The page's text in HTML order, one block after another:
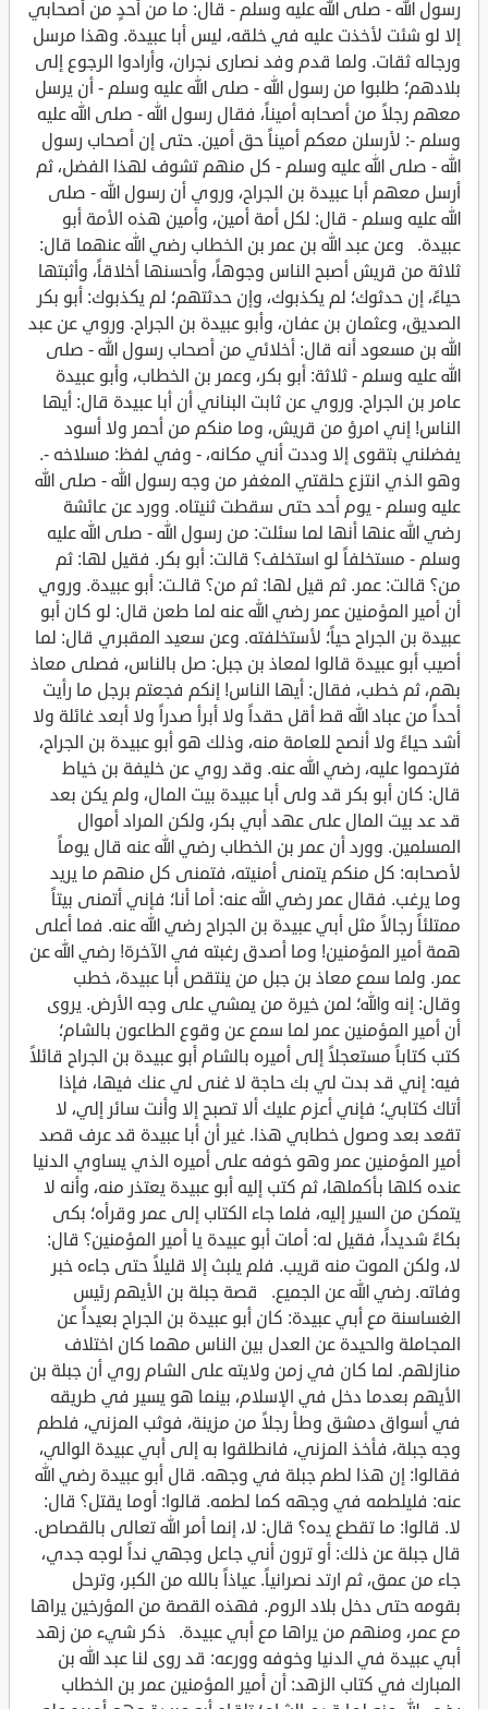
رسول الله - صلى الله عليه وسلم - قال: ما من أحدٍ من أصحابي
إلا لو شئت لأخذت عليه في خلقه، ليس أبا عبيدة. وهذا مرسل
ورجاله ثقات. ولما قدم وفد نصارى نجران، وأرادوا الرجوع إلى
بلادهم؛ طلبوا من رسول الله - صلى الله عليه وسلم - أن يرسل
معهم رجلاً من أصحابه أميناً، فقال رسول الله - صلى الله عليه
وسلم -: لأرسلن معكم أميناً حق أمين. حتى إن أصحاب رسول
الله - صلى الله عليه وسلم - كل منهم تشوف لهذا الفضل، ثم
أرسل معهم أبا عبيدة بن الجراح، وروي أن رسول الله - صلى
الله عليه وسلم - قال: لكل أمة أمين، وأمين هذه الأمة أبو
عبيدة. وعن عبد الله بن عمر بن الخطاب رضي الله عنهما قال:
ثلاثة من قريش أصبح الناس وجوهاً، وأحسنها أخلاقاً، وأثبتها
حياءً، إن حدثوك؛ لم يكذبوك، وإن حدثتهم؛ لم يكذبوك: أبو بكر
الصديق، وعثمان بن عفان، وأبو عبيدة بن الجراح. وروي عن عبد
الله بن مسعود أنه قال: أخلائي من أصحاب رسول الله - صلى
الله عليه وسلم - ثلاثة: أبو بكر، وعمر بن الخطاب، وأبو عبيدة
عامر بن الجراح. وروي عن ثابت البناني أن أبا عبيدة قال: أيها
الناس! إني امرؤ من قريش، وما منكم من أحمر ولا أسود
يفضلني بتقوى إلا وددت أني مكانه، - وفي لفظ: مسلاخه -.
وهو الذي انتزع حلقتي المغفر من وجه رسول الله - صلى الله
عليه وسلم - يوم أحد حتى سقطت ثنيتاه. وورد عن عائشة
رضي الله عنها أنها لما سئلت: من رسول الله - صلى الله عليه
وسلم - مستخلفاً لو استخلف؟ قالت: أبو بكر. فقيل لها: ثم
من؟ قالت: عمر. ثم قيل لها: ثم من؟ قالـت: أبو عبيدة. وروي
أن أمير المؤمنين عمر رضي الله عنه لما طعن قال: لو كان أبو
عبيدة بن الجراح حياً؛ لأستخلفته. وعن سعيد المقبري قال: لما
أصيب أبو عبيدة قالوا لمعاذ بن جبل: صل بالناس، فصلى معاذ
بهم، ثم خطب، فقال: أيها الناس! إنكم فجعتم برجل ما رأيت
أحداً من عباد الله قط أقل حقداً ولا أبرأ صدراً ولا أبعد غائلة ولا
أشد حياءً ولا أنصح للعامة منه، وذلك هو أبو عبيدة بن الجراح،
فترحموا عليه، رضي الله عنه. وقد روي عن خليفة بن خياط
قال: كان أبو بكر قد ولى أبا عبيدة بيت المال، ولم يكن بعد
قد عد بيت المال على عهد أبي بكر، ولكن المراد أموال
المسلمين. وورد أن عمر بن الخطاب رضي الله عنه قال يوماً
لأصحابه: كل منكم يتمنى أمنيته، فتمنى كل منهم ما يريد
وما يرغب. فقال عمر رضي الله عنه: أما أنا؛ فإني أتمنى بيتاً
ممتلئاً رجالاً مثل أبي عبيدة بن الجراح رضي الله عنه. فما أعلى
همة أمير المؤمنين! وما أصدق رغبته في الآخرة! رضي الله عن
عمر. ولما سمع معاذ بن جبل من ينتقص أبا عبيدة، خطب
وقال: إنه والله؛ لمن خيرة من يمشي على وجه الأرض. يروى
أن أمير المؤمنين عمر لما سمع عن وقوع الطاعون بالشام؛
كتب كتاباً مستعجلاً إلى أميره بالشام أبو عبيدة بن الجراح قائلاً
فيه: إني قد بدت لي بك حاجة لا غنى لي عنك فيها، فإذا
أتاك كتابي؛ فإني أعزم عليك ألا تصبح إلا وأنت سائر إلي، لا
تقعد بعد وصول خطابي هذا. غير أن أبا عبيدة قد عرف قصد
أمير المؤمنين عمر وهو خوفه على أميره الذي يساوي الدنيا
عنده كلها بأكملها، ثم كتب إليه أبو عبيدة يعتذر منه، وأنه لا
يتمكن من السير إليه، فلما جاء الكتاب إلى عمر وقرأه؛ بكى
بكاءً شديداً، فقيل له: أمات أبو عبيدة يا أمير المؤمنين؟ قال:
لا، ولكن الموت منه قريب. فلم يلبث إلا قليلاً حتى جاءه خبر
وفاته. رضي الله عن الجميع. قصة جبلة بن الأيهم رئيس
الغساسنة مع أبي عبيدة: كان أبو عبيدة بن الجراح بعيداً عن
المجاملة والحيدة عن العدل بين الناس مهما كان اختلاف
منازلهم. لما كان في زمن ولايته على الشام روي أن جبلة بن
الأيهم بعدما دخل في الإسلام، بينما هو يسير في طريقه
في أسواق دمشق وطأ رجلاً من مزينة، فوثب المزني، فلطم
وجه جبلة، فأخذ المزني، فانطلقوا به إلى أبي عبيدة الوالي،
فقالوا: إن هذا لطم جبلة في وجهه. قال أبو عبيدة رضي الله
عنه: فليلطمه في وجهه كما لطمه. قالوا: أوما يقتل؟ قال:
لا. قالوا: ما تقطع يده؟ قال: لا، إنما أمر الله تعالى بالقصاص.
قال جبلة عن ذلك: أو ترون أني جاعل وجهي نداً لوجه جدي،
جاء من عمق، ثم ارتد نصرانياً. عياذاً بالله من الكبر، وترحل
بقومه حتى دخل بلاد الروم. فهذه القصة من المؤرخين يراها
مع عمر، ومنهم من يراها مع أبي عبيدة. ذكر شيء من زهد
أبي عبيدة في الدنيا وخوفه وورعه: قد روى لنا عبد الله بن
المبارك في كتاب الزهد: أن أمير المؤمنين عمر بن الخطاب